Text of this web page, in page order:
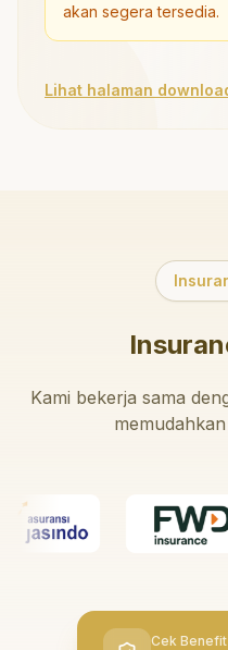
akan segera tersedia.
Lihat halaman
Kami bekerja sama
Cek